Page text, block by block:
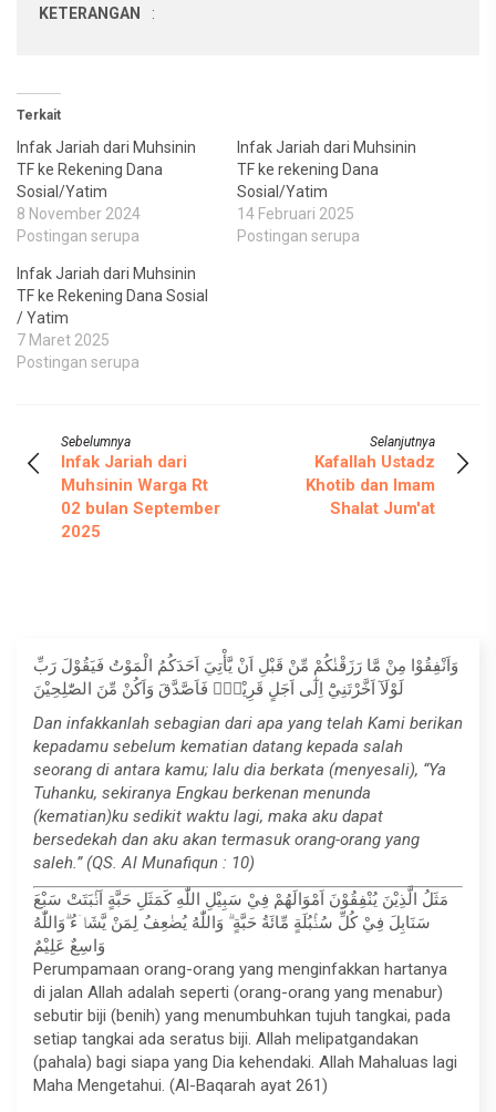
KETERANGAN :
Terkait
Infak Jariah dari Muhsinin
TF ke Rekening Dana
Sosial/Yatim
8 November 2024
Postingan serupa
Infak Jariah dari Muhsinin
TF ke rekening Dana
Sosial/Yatim
14 Februari 2025
Postingan serupa
Infak Jariah dari Muhsinin
TF ke Rekening Dana Sosial
/ Yatim
7 Maret 2025
Postingan serupa
Sebelumnya
Infak Jariah dari
Muhsinin Warga Rt
02 bulan September
2025
Selanjutnya
Kafallah Ustadz
Khotib dan Imam
Shalat Jum'at
وَاَنْفِقُوْا مِنْ مَّا رَزَقْنٰكُمْ مِّنْ قَبْلِ اَنْ يَّأْتِيَ اَحَدَكُمُ الْمَوْتُ فَيَقُوْلَ رَبِّ
لَوْلَآ اَخَّرْتَنِيْٓ اِلٰٓى اَجَلٍ قَرِيْبٍۚ فَاَصَّدَّقَ وَاَكُنْ مِّنَ الصّٰلِحِيْنَ
Dan infakkanlah sebagian dari apa yang telah Kami berikan
kepadamu sebelum kematian datang kepada salah
seorang di antara kamu; lalu dia berkata (menyesali), “Ya
Tuhanku, sekiranya Engkau berkenan menunda
(kematian)ku sedikit waktu lagi, maka aku dapat
bersedekah dan aku akan termasuk orang-orang yang
saleh.” (QS. Al Munafiqun : 10)
مَثَلُ الَّذِيْنَ يُنْفِقُوْنَ اَمْوَالَهُمْ فِيْ سَبِيْلِ اللّٰهِ كَمَثَلِ حَبَّةٍ اَنْۢبَتَتْ سَبْعَ
سَنَابِلَ فِيْ كُلِّ سُنْۢبُلَةٍ مِّائَةُ حَبَّةٍ ۗ وَاللّٰهُ يُضٰعِفُ لِمَنْ يَّشَاۤءُ ۗوَاللّٰهُ
وَاسِعٌ عَلِيْمٌ
Perumpamaan orang-orang yang menginfakkan hartanya
di jalan Allah adalah seperti (orang-orang yang menabur)
sebutir biji (benih) yang menumbuhkan tujuh tangkai, pada
setiap tangkai ada seratus biji. Allah melipatgandakan
(pahala) bagi siapa yang Dia kehendaki. Allah Mahaluas lagi
Maha Mengetahui. (Al-Baqarah ayat 261)